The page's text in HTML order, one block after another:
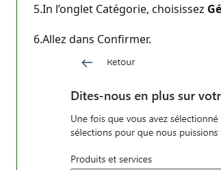
5.In l’onglet Catégorie, choisissez
6.Allez dans Confirmer.